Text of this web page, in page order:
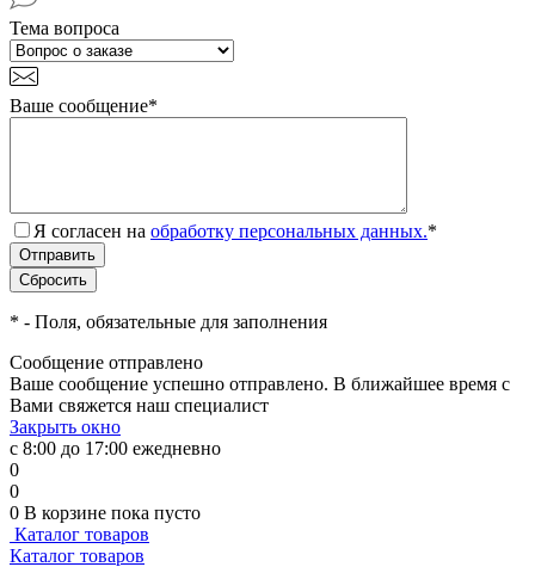
Тема вопроса
Ваше сообщение*
Я согласен на обработку персональных данных.*
* - Поля, обязательные для заполнения
Сообщение отправлено
Ваше сообщение успешно отправлено. В ближайшее время с
Вами свяжется наш специалист
Закрыть окно
с 8:00 до 17:00 ежедневно
0
0
0 В корзине пока пусто
Каталог товаров
Каталог товаров